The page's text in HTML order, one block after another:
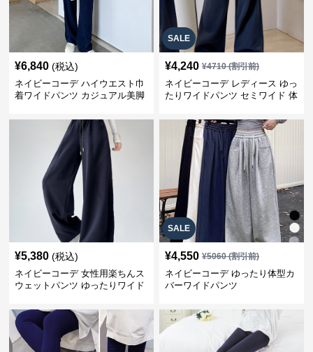
¥6,840 (税込)
ネイビーコーデ ハイウエスト巾
着ワイドパンツ カジュアル美脚
SALE
¥4,240 ¥4710(割引前)
ネイビーコーデ レディース ゆっ
たりワイドパンツ セミワイド 体
¥5,380 (税込)
ネイビーコーデ 女性用楽ちんス
ウェットパンツ ゆったりワイド
SALE
¥4,550 ¥5060(割引前)
ネイビーコーデ ゆったり体型カ
バーワイドパンツ